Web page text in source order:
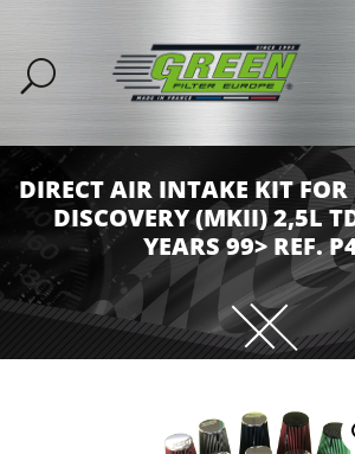
DIRECT AIR INTAKE KIT
DISCOVERY (MKII) 2,5L
YEARS 99> REF.